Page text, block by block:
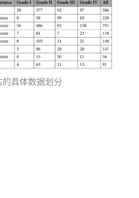
具体数据划分